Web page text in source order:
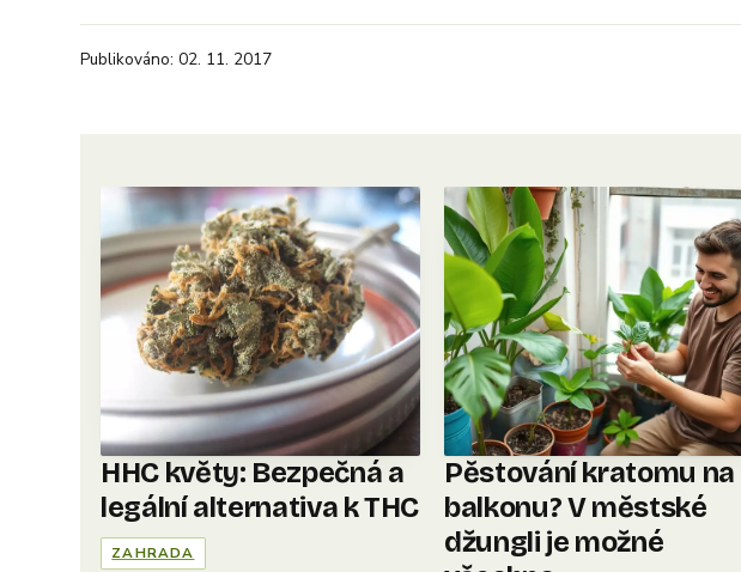
Publikováno: 02. 11. 2017
HHC květy: Bezpečná a
legální alternativa k THC
ZAHRADA
Pěstování kratomu na
balkonu? V městské
džungli je možné